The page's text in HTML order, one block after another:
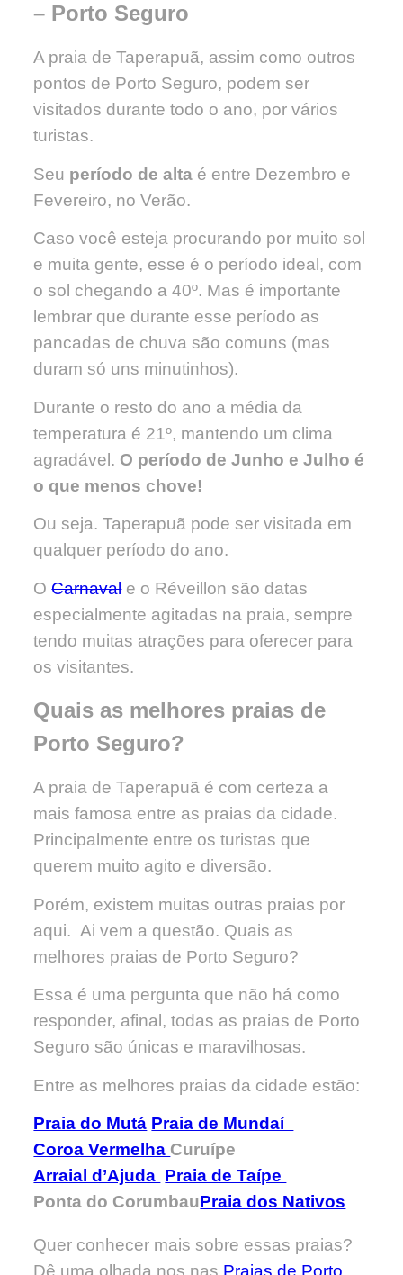
– Porto Seguro
A praia de Taperapuã, assim como outros
pontos de Porto Seguro, podem ser
visitados durante todo o ano, por vários
turistas.
Seu período de alta é entre Dezembro e
Fevereiro, no Verão.
Caso você esteja procurando por muito sol
e muita gente, esse é o período ideal, com
o sol chegando a 40º. Mas é importante
lembrar que durante esse período as
pancadas de chuva são comuns (mas
duram só uns minutinhos).
Durante o resto do ano a média da
temperatura é 21º, mantendo um clima
agradável. O período de Junho e Julho é
o que menos chove!
Ou seja. Taperapuã pode ser visitada em
qualquer período do ano.
OCarnavale o Réveillon são datas
especialmente agitadas na praia, sempre
tendo muitas atrações para oferecer para
os visitantes.
Quais as melhores praias de
Porto Seguro?
A praia de Taperapuã é com certeza a
mais famosa entre as praias da cidade.
Principalmente entre os turistas que
querem muito agito e diversão.
Porém, existem muitas outras praias por
aqui. Ai vem a questão. Quais as
melhores praias de Porto Seguro?
Essa é uma pergunta que não há como
responder, afinal, todas as praias de Porto
Seguro são únicas e maravilhosas.
Entre as melhores praias da cidade estão:
Praia do Mutá Praia de Mundaí
Coroa Vermelha Curuípe
Arraial d’Ajuda Praia de Taípe
Ponta do CorumbauPraia dos Nativos
Quer conhecer mais sobre essas praias?
Dê uma olhada nos nas Praias de Porto